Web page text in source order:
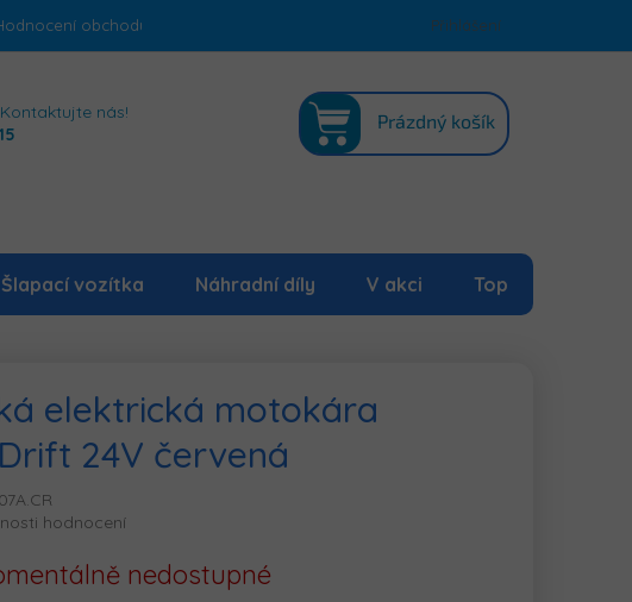
obchodu Podmínky ochrany osobních údajů Mapa serveru
Přihlášení
nás!
KOŠÍK
Prázdný košík
Šlapací vozítka Náhradní díly V akci Top
elektrická motokára
24V červená
hodnocení
nedostupné